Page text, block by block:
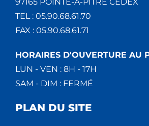
TEL : 05.90.68.61.70
FAX : 05.90.68.61.71
HORAIRES D'OUVERTURE AU
LUN - VEN : 8H - 17H
SAM - DIM : FERMÉ
PLAN DU SITE